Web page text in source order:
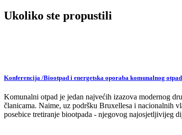
Ukoliko ste propustili
Konferencija /Biootpad i energetska oporaba komunalnog
Komunalni otpad je jedan najvećih izazova modernog
članicama. Naime, uz podršku Bruxellesa i nacionalnih
posebice tretiranje biootpada - njegovog najosjetljivijeg